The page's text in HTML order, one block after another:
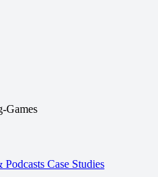
Games
Podcasts Case Studies